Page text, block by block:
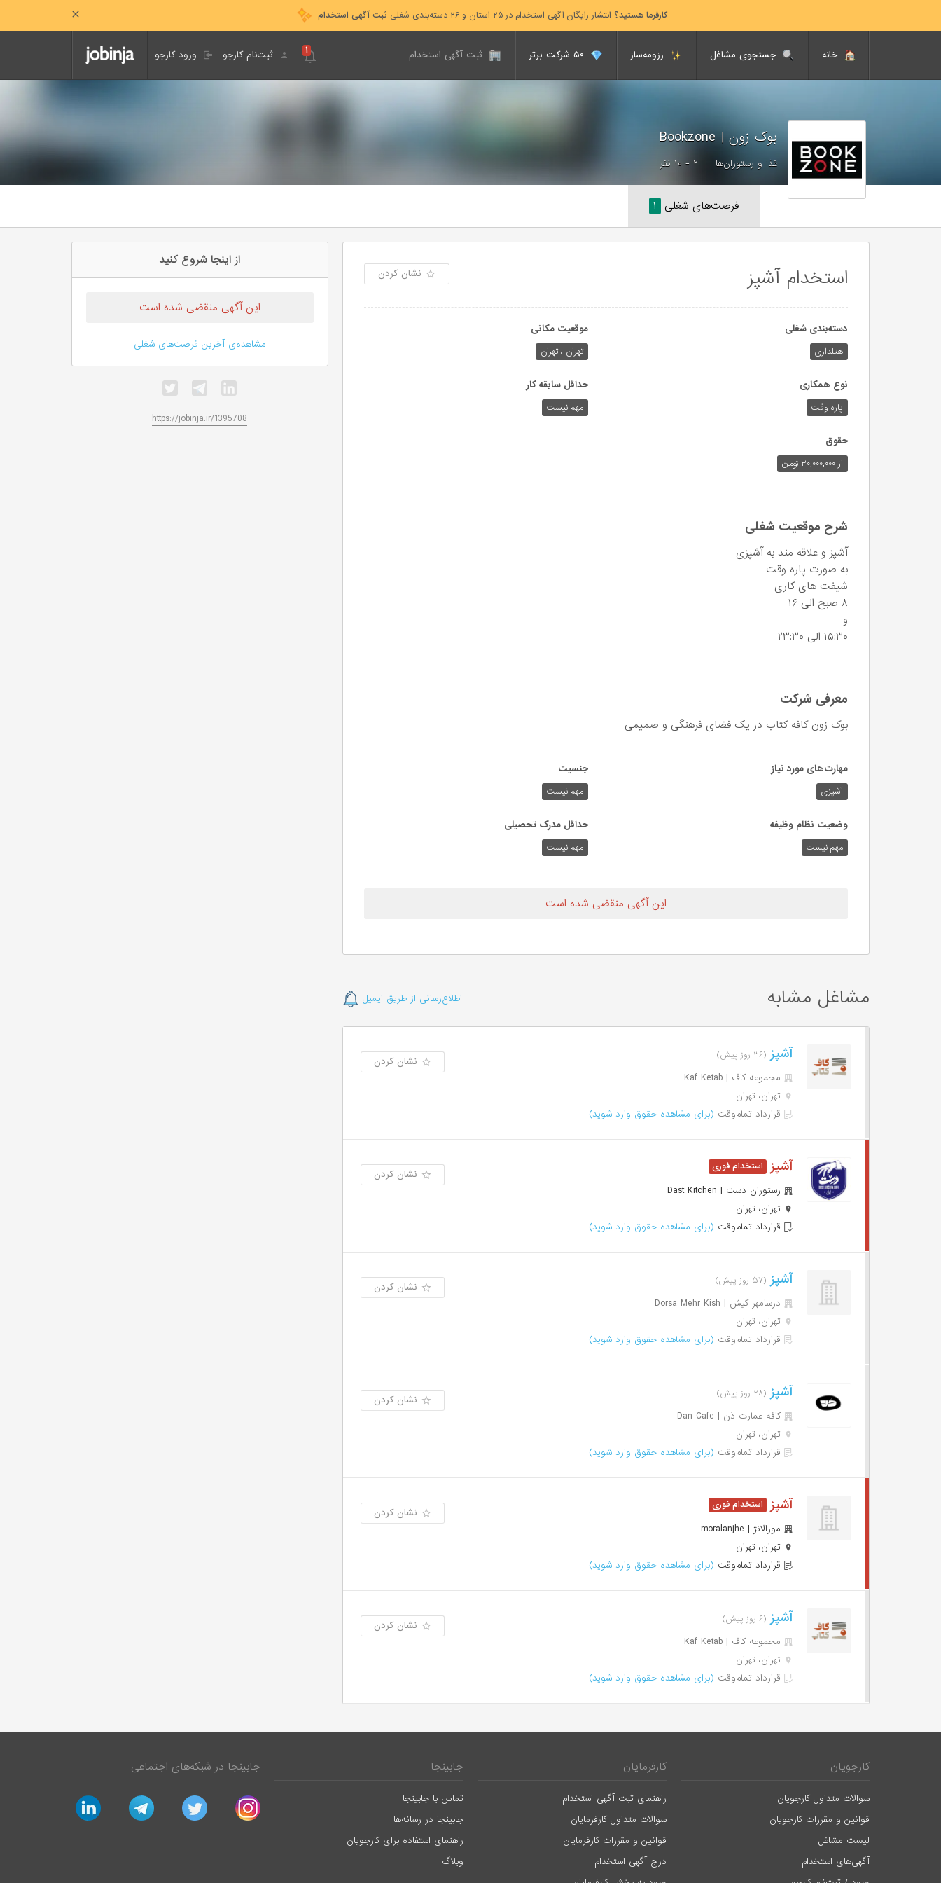
کارفرما هستید؟ انتشار رایگان آگهی استخدام در ۲۵ استان و ۲۶ دسته‌بندی شغلی ثبت آگهی استخدام
خانه جستجوی مشاغل رزومه‌ساز ثبت آگهی استخدام ورود کارجو ثبت‌نام کارجو ۱
بوک زون|
Bookzone
غذا و رستوران‌ها ۲ - ۱۰ نفر
فرصت‌های شغلی ۱
استخدام آشپز نشان کردن
دسته‌بندی شغلی
هتلداری
موقعیت مکانی
تهران ، تهران
نوع همکاری
پاره وقت
حداقل سابقه کار
مهم نیست
حقوق
از ۳۰,۰۰۰,۰۰۰ تومان
شرح موقعیت شغلی
آشپز و علاقه مند به آشپزی
به صورت پاره وقت
شیفت های کاری
۸ صبح الی ۱۶
و
۱۵:۳۰ الی ۲۳:۳۰
معرفی شرکت
بوک زون کافه کتاب در یک فضای فرهنگی و صمیمی
مهارت‌های مورد نیاز
آشپزی
جنسیت
مهم نیست
وضعیت نظام وظیفه
مهم‌ نیست
حداقل مدرک تحصیلی
مهم نیست
این آگهی منقضی شده است
مشاغل مشابه اطلاع‌رسانی از طریق ایمیل
آشپز (۳۶ روز پیش)
مجموعه کاف | Kaf Ketab
تهران، تهران
قرارداد تمام‌وقت (برای مشاهده حقوق وارد شوید)
نشان کردن
آشپز
رستوران دست | Dast Kitchen
تهران، تهران
قرارداد تمام‌وقت (برای مشاهده حقوق وارد شوید)
نشان کردن
آشپز (۵۷ روز پیش)
درسامهر کیش | Dorsa Mehr Kish
تهران، تهران
قرارداد تمام‌وقت (برای مشاهده حقوق وارد شوید)
نشان کردن
آشپز (۲۸ روز پیش)
کافه عمارت دَن | Dan Cafe
تهران، تهران
قرارداد تمام‌وقت (برای مشاهده حقوق وارد شوید)
نشان کردن
آشپز
مورالانژ | moralanjhe
تهران، تهران
قرارداد تمام‌وقت (برای مشاهده حقوق وارد شوید)
نشان کردن
آشپز (۶ روز پیش)
مجموعه کاف | Kaf Ketab
تهران، تهران
قرارداد تمام‌وقت (برای مشاهده حقوق وارد شوید)
نشان کردن
از اینجا شروع کنید
این آگهی منقضی شده است
مشاهده‌ی آخرین فرصت‌های شغلی
https://jobinja.ir/1395708
کارجویان
سوالات متداول کارجویان
قوانین و مقررات کارجویان
لیست مشاغل
آگهی‌های استخدام
کارفرمایان
راهنمای ثبت آگهی استخدام
سوالات متداول کارفرمایان
قوانین و مقررات کارفرمایان
درج آگهی استخدام
جابینجا
تماس با جابینجا
جابینجا در رسانه‌ها
راهنمای استفاده برای کارجویان
وبلاگ
جابینجا در شبکه‌های اجتماعی
instagram
twitter
telegram
linkedin